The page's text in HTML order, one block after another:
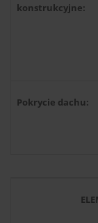
konstrukcyjne:
Pokrycie dachu: